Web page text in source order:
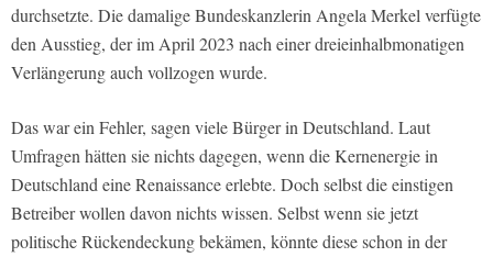
durchsetzte. Die damalige Bundeskanzlerin Angela Merkel verfügte
den Ausstieg, der im April 2023 nach einer dreieinhalbmonatigen
Verlängerung auch vollzogen wurde.
Das war ein Fehler, sagen viele Bürger in Deutschland. Laut
Umfragen hätten sie nichts dagegen, wenn die Kernenergie in
Deutschland eine Renaissance erlebte. Doch selbst die einstigen
Betreiber wollen davon nichts wissen. Selbst wenn sie jetzt
politische Rückendeckung bekämen, könnte diese schon in der